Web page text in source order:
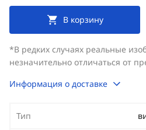
В корзину
*В редких случаях реальные
незначительно отличаться от
Информация о доставке
Тип